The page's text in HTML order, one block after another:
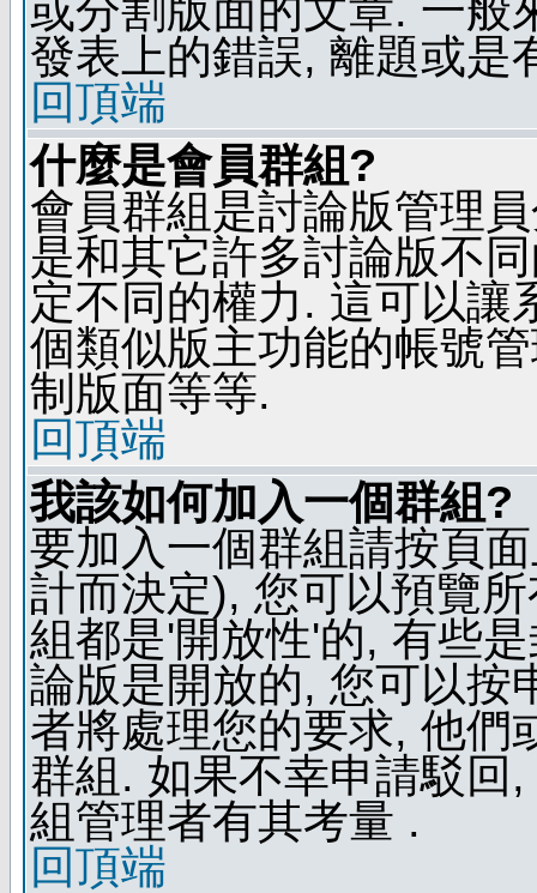
或分割版面的文章. 一般
發表上的錯誤, 離題或是
回頂端
什麼是會員群組?
會員群組是討論版管理
是和其它許多討論版不
定不同的權力. 這可以讓
個類似版主功能的帳號
制版面等等.
回頂端
我該如何加入一個群組?
要加入一個群組請按頁
計而決定), 您可以預覽
組都是'開放性'的, 有些
論版是開放的, 您可以按
者將處理您的要求, 他們
群組. 如果不幸申請駁回
組管理者有其考量 .
回頂端